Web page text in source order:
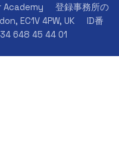
Academy
登録事務所の
EC1V 4PW, UK
ID番
648 45 44 01